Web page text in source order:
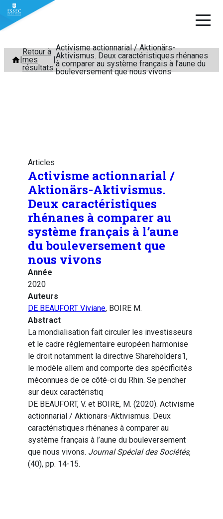
Aller
contenu
Retour à
mes
résultats
Activisme actionnarial / Aktionärs-
Aktivismus. Deux caractéristiques rhénanes
à comparer au système français à l’aune du
bouleversement que nous vivons
Articles
Activisme actionnarial /
Aktionärs-Aktivismus.
Deux caractéristiques
rhénanes à comparer au
système français à l’aune
du bouleversement que
nous vivons
Année
2020
Auteurs
DE BEAUFORT Viviane, BOIRE M.
Abstract
La mondialisation fait circuler les investisseurs
et le cadre réglementaire européen harmonise
le droit notamment la directive Shareholders1,
le modèle allem and comporte des spécificités
méconnues de ce côté-ci du Rhin. Se pencher
sur deux caractéristiq
DE BEAUFORT, V. et BOIRE, M. (2020). Activisme
actionnarial / Aktionärs-Aktivismus. Deux
caractéristiques rhénanes à comparer au
système français à l’aune du bouleversement
que nous vivons. Journal Spécial des Sociétés,
(40), pp. 14-15.